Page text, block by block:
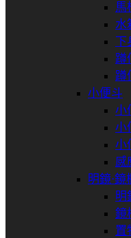
馬
水
下
蹲
蹲
小便斗
小
小
小
感
明鏡⋅鏡
明
鏡
置